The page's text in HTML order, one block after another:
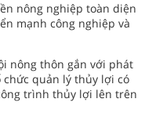
nông nghiệp toàn diện
mạnh công nghiệp và
nông thôn gắn với phát
quản lý thủy lợi có
trình thủy lợi lên trên